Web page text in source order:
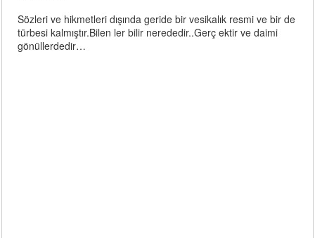
Sözleri ve hikmetleri dışında geride bir vesikalık resmi ve bir de
türbesi kalmıştır.Bilen ler bilir nerededir..Gerç ektir ve daimi
gönüllerdedir…